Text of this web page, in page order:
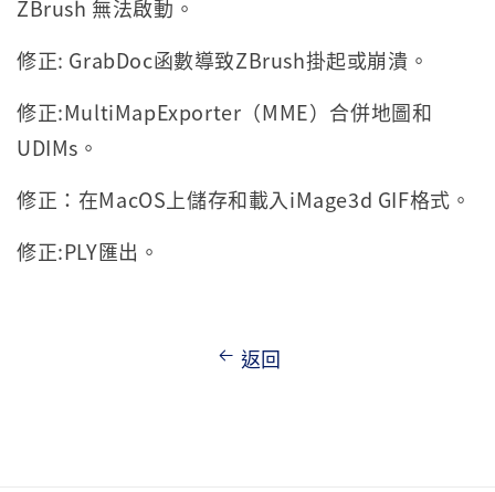
ZBrush 無法啟動。
修正: GrabDoc函數導致ZBrush掛起或崩潰。
修正:MultiMapExporter（MME）合併地圖和
UDIMs。
修正：在MacOS上儲存和載入iMage3d GIF格式。
修正:PLY匯出。
返回